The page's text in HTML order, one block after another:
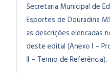
Secretaria Municipal de
Esportes de Douradina
as descrições elencadas
deste edital (Anexo I –
II – Termo de Referência).